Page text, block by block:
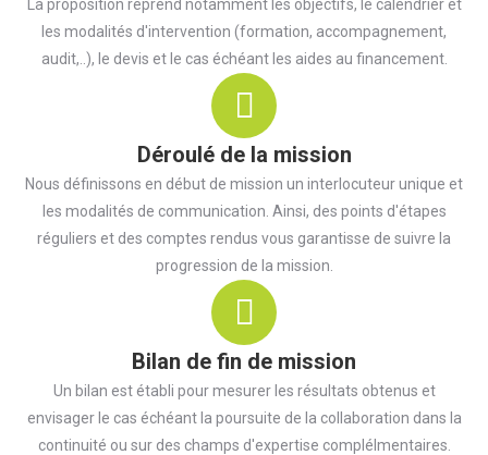
La proposition reprend notamment les objectifs, le calendrier et
les modalités d'intervention (formation, accompagnement,
audit,..), le devis et le cas échéant les aides au financement.
Déroulé de la mission
Nous définissons en début de mission un interlocuteur unique et
les modalités de communication. Ainsi, des points d'étapes
réguliers et des comptes rendus vous garantisse de suivre la
progression de la mission.
Bilan de fin de mission
Un bilan est établi pour mesurer les résultats obtenus et
envisager le cas échéant la poursuite de la collaboration dans la
continuité ou sur des champs d'expertise complélmentaires.